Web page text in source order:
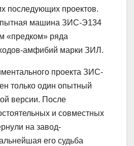
последующих проектов.
машина ЗИС-Э134
«предком» ряда
амфибий марки ЗИЛ.
проекта ЗИС-
только один опытный
версии. После
и совместных
на завод-
его судьба